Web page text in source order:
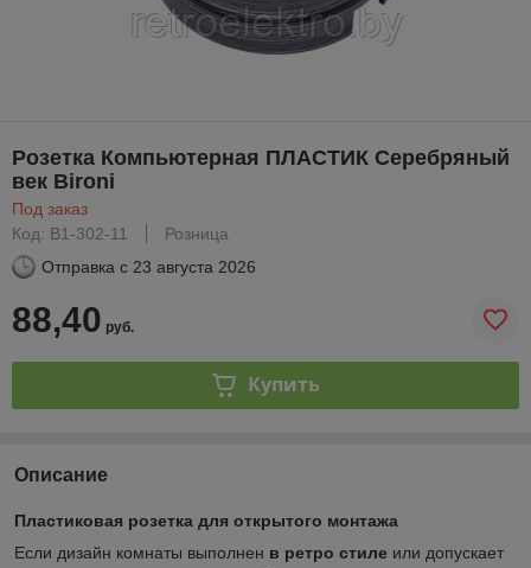
Розетка Компьютерная ПЛАСТИК Серебряный
век Bironi
Под заказ
Код: B1-302-11
Розница
Отправка с 23 августа 2026
88,40 руб.
Купить
Описание
Пластиковая розетка для открытого монтажа
Если дизайн комнаты выполнен в ретро стиле или допускает